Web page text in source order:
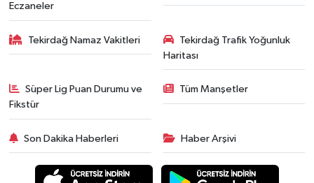
Eczaneler
Tekirdağ Namaz Vakitleri
Tekirdağ Trafik Yoğunluk
Haritası
Süper Lig Puan Durumu ve
Fikstür
Tüm Manşetler
Son Dakika Haberleri Haber Arşivi